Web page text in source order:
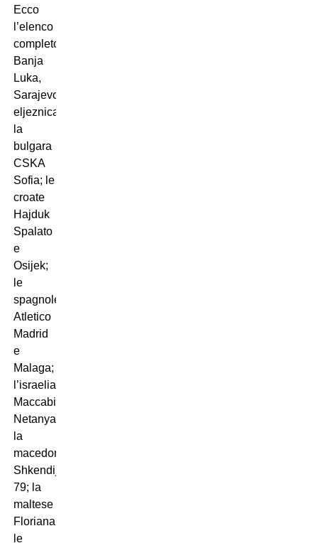
Ecco
l’elenco
completo: Borac
Banja
Luka,
Sarajevo,
eljeznicar;
la
bulgara
CSKA
Sofia; le
croate
Hajduk
Spalato
e
Osijek;
le
spagnole
Atletico
Madrid
e
Malaga;
l’israeliana
Maccabi
Netanya;
la
macedone
Shkendija
79; la
maltese
Floriana;
le